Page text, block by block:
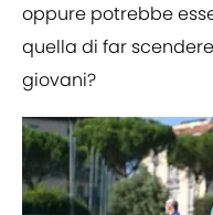
oppure potrebbe
quella di far
giovani?